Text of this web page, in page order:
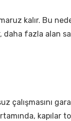
kalır. Bu
daha fazla alan
çalışmasını
kapılar